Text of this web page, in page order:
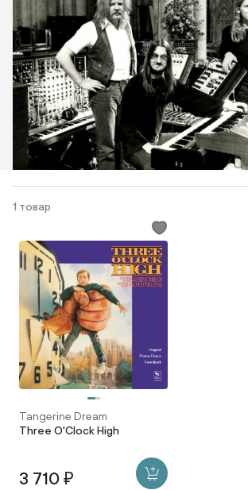
1 товар
Tangerine Dream
Three O'Clock High
3 710 ₽